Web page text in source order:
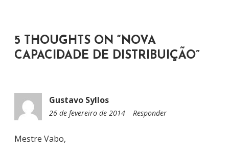
O
D
O
S
5 THOUGHTS ON “ NOVA
CAPACIDADE DE DISTRIBUIÇÃO”
Gustavo Syllos
26 de fevereiro de 2014
1Responder
Mestre Vabo,